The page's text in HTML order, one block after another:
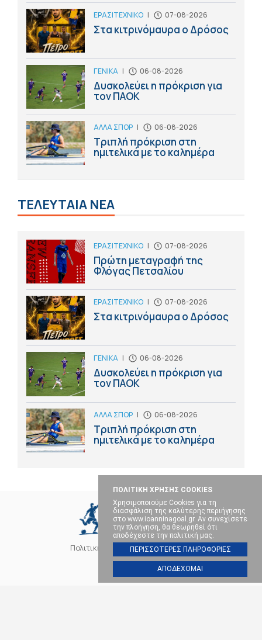
ΠΟΛΙΤΙΚΗ ΧΡΗΣΗΣ COOKIES
Χρησιμοποιούμε Cookies για τη
διασφάλιση της καλύτερης περιήγησης
στο www.ioanninagoal.gr. Αν συνεχίσετε
την πλοήγηση, θα θεωρηθεί ότι
αποδέχεστε την πολιτική μας.
ΠΕΡΙΣΣΟΤΕΡΕΣ ΠΛΗΡΟΦΟΡΙΕΣ
ΑΠΟΔΕΧΟΜΑΙ
ΕΡΑΣΙΤΕΧΝΙΚΟ | 07-08-2026
Στα κιτρινόμαυρα ο Δρόσος
ΓΕΝΙΚΑ | 06-08-2026
Δυσκολεύει η πρόκριση για
τον ΠΑΟΚ
ΑΛΛΑ ΣΠΟΡ | 06-08-2026
Τριπλή πρόκριση στη
ημιτελικά με το καλημέρα
ΤΕΛΕΥΤΑΙΑ ΝΕΑ
ΕΡΑΣΙΤΕΧΝΙΚΟ | 07-08-2026
Πρώτη μεταγραφή της
Φλόγας Πετσαλίου
ΕΡΑΣΙΤΕΧΝΙΚΟ | 07-08-2026
Στα κιτρινόμαυρα ο Δρόσος
ΓΕΝΙΚΑ | 06-08-2026
Δυσκολεύει η πρόκριση για
τον ΠΑΟΚ
ΑΛΛΑ ΣΠΟΡ | 06-08-2026
Τριπλή πρόκριση στη
ημιτελικά με το καλημέρα
Πολιτική Cookies Επικοινωνία
SOCIAL MEDIA